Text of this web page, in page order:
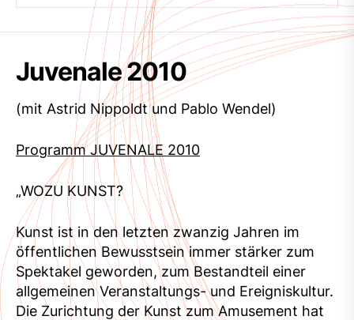
Juvenale 2010
(mit Astrid Nippoldt und Pablo Wendel)
Programm JUVENALE 2010
„WOZU KUNST?
Kunst ist in den letzten zwanzig Jahren im
öffentlichen Bewusstsein immer stärker zum
Spektakel geworden, zum Bestandteil einer
allgemeinen Veranstaltungs- und Ereigniskultur.
Die Zurichtung der Kunst zum Amusement hat